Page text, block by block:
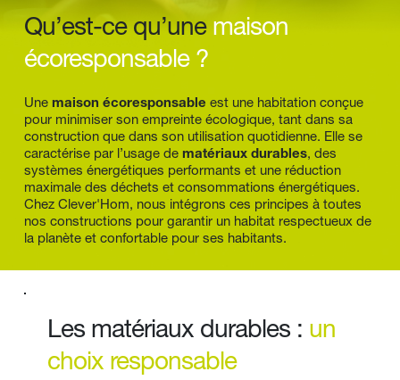
Qu’est-ce qu’une maison
écoresponsable ?
Une maison écoresponsable est une habitation conçue
pour minimiser son empreinte écologique, tant dans sa
construction que dans son utilisation quotidienne. Elle se
caractérise par l’usage de matériaux durables, des
systèmes énergétiques performants et une réduction
maximale des déchets et consommations énergétiques.
Chez Clever'Hom, nous intégrons ces principes à toutes
nos constructions pour garantir un habitat respectueux de
la planète et confortable pour ses habitants.
Les matériaux durables : un
choix responsable